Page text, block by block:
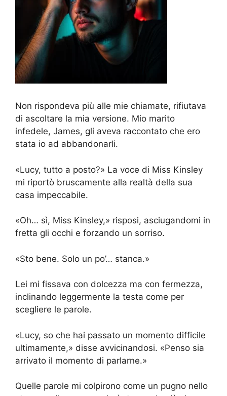
Non rispondeva più alle mie chiamate, rifiutava
di ascoltare la mia versione. Mio marito
infedele, James, gli aveva raccontato che ero
stata io ad abbandonarli.
«Lucy, tutto a posto?» La voce di Miss Kinsley
mi riportò bruscamente alla realtà della sua
casa impeccabile.
«Oh… sì, Miss Kinsley,» risposi, asciugandomi in
fretta gli occhi e forzando un sorriso.
«Sto bene. Solo un po’… stanca.»
Lei mi fissava con dolcezza ma con fermezza,
inclinando leggermente la testa come per
scegliere le parole.
«Lucy, so che hai passato un momento difficile
ultimamente,» disse avvicinandosi. «Penso sia
arrivato il momento di parlarne.»
Quelle parole mi colpirono come un pugno nello